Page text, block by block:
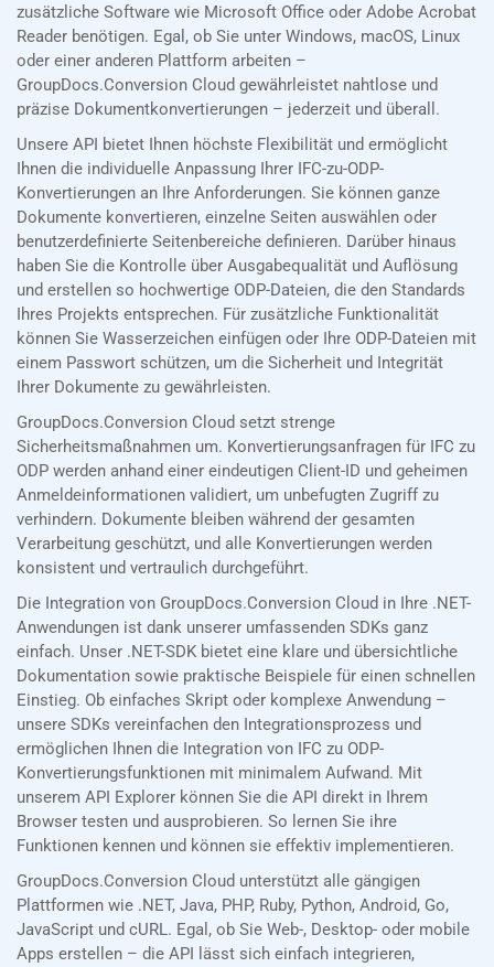
zusätzliche Software wie Microsoft Office oder Adobe Acrobat
Reader benötigen. Egal, ob Sie unter Windows, macOS, Linux
oder einer anderen Plattform arbeiten –
GroupDocs.Conversion Cloud gewährleistet nahtlose und
präzise Dokumentkonvertierungen – jederzeit und überall.
Unsere API bietet Ihnen höchste Flexibilität und ermöglicht
Ihnen die individuelle Anpassung Ihrer IFC-zu-ODP-
Konvertierungen an Ihre Anforderungen. Sie können ganze
Dokumente konvertieren, einzelne Seiten auswählen oder
benutzerdefinierte Seitenbereiche definieren. Darüber hinaus
haben Sie die Kontrolle über Ausgabequalität und Auflösung
und erstellen so hochwertige ODP-Dateien, die den Standards
Ihres Projekts entsprechen. Für zusätzliche Funktionalität
können Sie Wasserzeichen einfügen oder Ihre ODP-Dateien mit
einem Passwort schützen, um die Sicherheit und Integrität
Ihrer Dokumente zu gewährleisten.
GroupDocs.Conversion Cloud setzt strenge
Sicherheitsmaßnahmen um. Konvertierungsanfragen für IFC zu
ODP werden anhand einer eindeutigen Client-ID und geheimen
Anmeldeinformationen validiert, um unbefugten Zugriff zu
verhindern. Dokumente bleiben während der gesamten
Verarbeitung geschützt, und alle Konvertierungen werden
konsistent und vertraulich durchgeführt.
Die Integration von GroupDocs.Conversion Cloud in Ihre .NET-
Anwendungen ist dank unserer umfassenden SDKs ganz
einfach. Unser .NET-SDK bietet eine klare und übersichtliche
Dokumentation sowie praktische Beispiele für einen schnellen
Einstieg. Ob einfaches Skript oder komplexe Anwendung –
unsere SDKs vereinfachen den Integrationsprozess und
ermöglichen Ihnen die Integration von IFC zu ODP-
Konvertierungsfunktionen mit minimalem Aufwand. Mit
unserem API Explorer können Sie die API direkt in Ihrem
Browser testen und ausprobieren. So lernen Sie ihre
Funktionen kennen und können sie effektiv implementieren.
GroupDocs.Conversion Cloud unterstützt alle gängigen
Plattformen wie .NET, Java, PHP, Ruby, Python, Android, Go,
JavaScript und cURL. Egal, ob Sie Web-, Desktop- oder mobile
Apps erstellen – die API lässt sich einfach integrieren,